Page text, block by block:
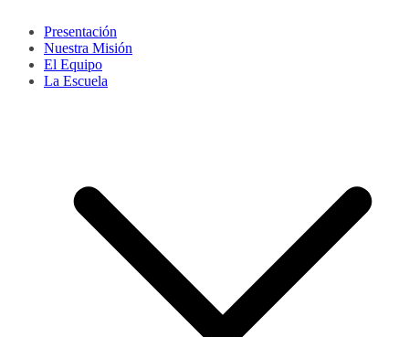
Presentación
Nuestra Misión
El Equipo
La Escuela